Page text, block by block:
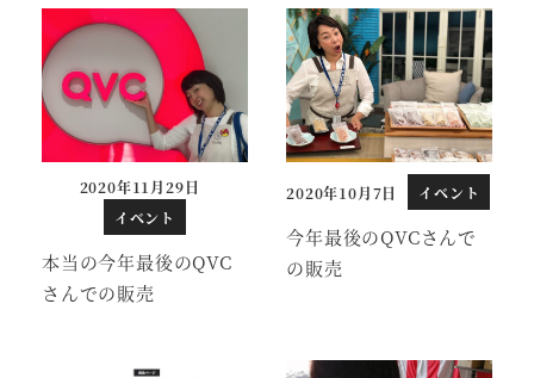
本当の今年最後のQVC
さんでの販売
投稿日
2020年11月29日
イベント
今年最後のQVCさんで
の販売
投稿日
2020年10月7日 イベント